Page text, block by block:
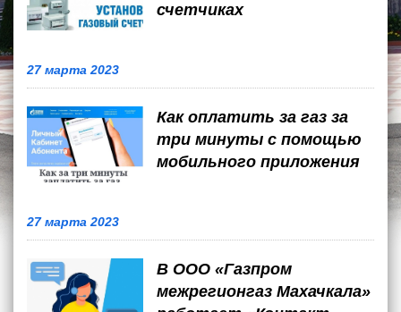
счетчиках
27 марта 2023
Как оплатить за газ за
три минуты с помощью
мобильного приложения
27 марта 2023
В ООО «Газпром
межрегионгаз Махачкала»